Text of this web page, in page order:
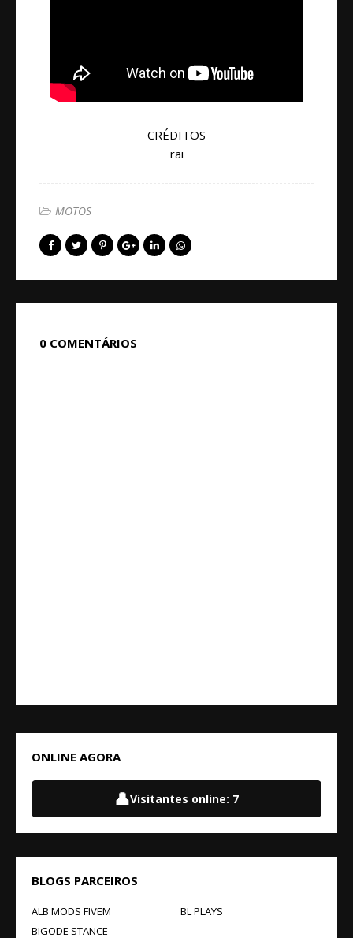
CRÉDITOS
rai
MOTOS
0 COMENTÁRIOS
ONLINE AGORA
👤Visitantes online: 7
BLOGS PARCEIROS
ALB MODS FIVEM
BL PLAYS
BIGODE STANCE